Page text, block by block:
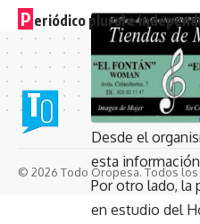
Desde el
esta
Por otro lado, la
en estudio del
P eriódico plural e
© 2026 Todo Oropesa. Todos